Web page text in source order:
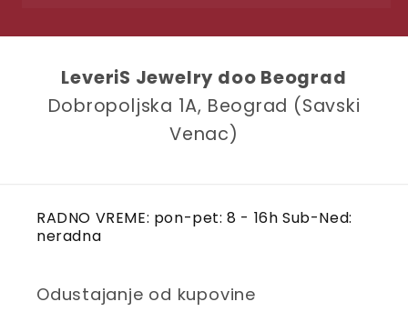
LeveriS Jewelry doo Beograd
Dobropoljska 1A, Beograd (Savski
Venac)
RADNO VREME: pon-pet: 8 - 16h Sub-Ned:
neradna
Odustajanje od kupovine